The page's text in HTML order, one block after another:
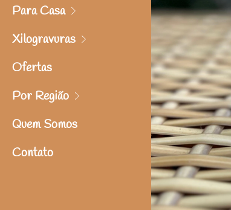
Para Casa
Xilogravuras
Ofertas
Por Região
Quem Somos
Contato